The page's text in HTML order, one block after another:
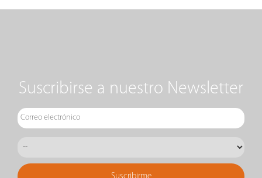
Suscribirse a nuestro Newsletter